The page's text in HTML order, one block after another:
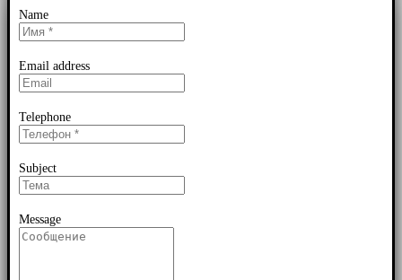
Name
Email address
Telephone
Subject
Message